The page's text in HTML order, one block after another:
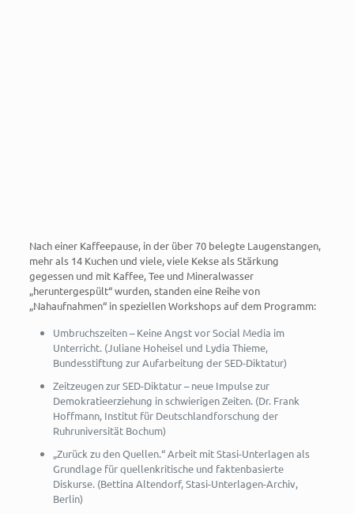
Nach einer Kaffeepause, in der über 70 belegte Laugenstangen,
mehr als 14 Kuchen und viele, viele Kekse als Stärkung
gegessen und mit Kaffee, Tee und Mineralwasser
„heruntergespült“ wurden, standen eine Reihe von
„Nahaufnahmen“ in speziellen Workshops auf dem Programm:
Umbruchszeiten – Keine Angst vor Social Media im
Unterricht. (Juliane Hoheisel und Lydia Thieme,
Bundesstiftung zur Aufarbeitung der SED-Diktatur)
Zeitzeugen zur SED-Diktatur – neue Impulse zur
Demokratieerziehung in schwierigen Zeiten. (Dr. Frank
Hoffmann, Institut für Deutschlandforschung der
Ruhruniversität Bochum)
„Zurück zu den Quellen.“ Arbeit mit Stasi-Unterlagen als
Grundlage für quellenkritische und faktenbasierte
Diskurse. (Bettina Altendorf, Stasi-Unterlagen-Archiv,
Berlin)